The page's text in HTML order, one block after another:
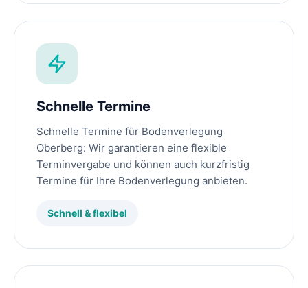
Schnelle Termine
Schnelle Termine für Bodenverlegung
Oberberg: Wir garantieren eine flexible
Terminvergabe und können auch kurzfristig
Termine für Ihre Bodenverlegung anbieten.
Schnell & flexibel